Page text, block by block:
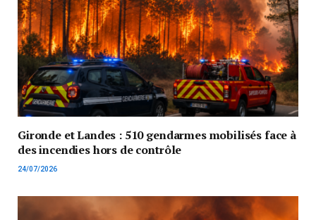
Gironde et Landes : 510 gendarmes mobilisés face à
des incendies hors de contrôle
24/07/2026